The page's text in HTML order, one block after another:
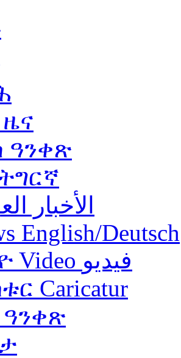
ዓንቀጽ
الأخبار
English/Deutsch
ቪድዮ Video فيديو
Caricatur